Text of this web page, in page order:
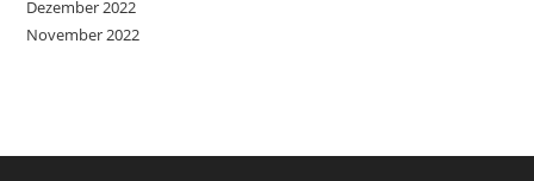
Dezember 2022
November 2022